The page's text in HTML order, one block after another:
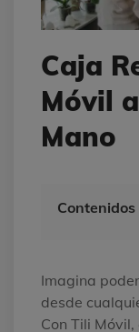
Caja
Móvil
Mano
Contenidos
Imagina
desde
Con Tili